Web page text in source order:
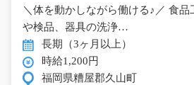
＼体を動かしながら働ける♪／ 食
や検品、器具の洗浄…
長期（3ヶ月以上）
時給1,200円
福岡県糟屋郡久山町